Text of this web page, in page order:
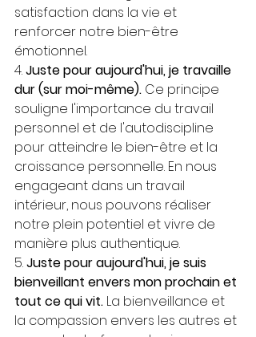
satisfaction dans la vie et
renforcer notre bien-être
émotionnel.
4. Juste pour aujourd'hui, je travaille
dur (sur moi-même). Ce principe
souligne l'importance du travail
personnel et de l'autodiscipline
pour atteindre le bien-être et la
croissance personnelle. En nous
engageant dans un travail
intérieur, nous pouvons réaliser
notre plein potentiel et vivre de
manière plus authentique.
5. Juste pour aujourd'hui, je suis
bienveillant envers mon prochain et
tout ce qui vit. La bienveillance et
la compassion envers les autres et